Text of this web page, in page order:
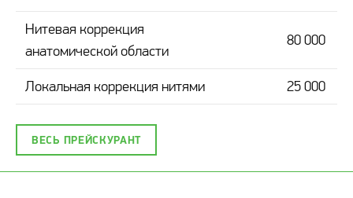
Нитевая коррекция
анатомической области
80 000
Локальная коррекция нитями 25 000
ВЕСЬ ПРЕЙСКУРАНТ